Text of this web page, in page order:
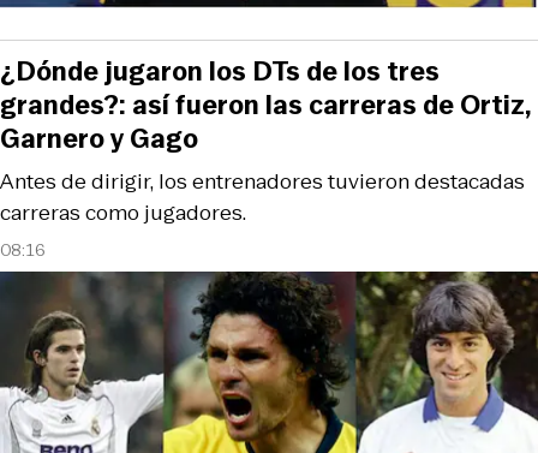
08:16
Antes de dirigir, los entrenadores tuvieron destacadas
carreras como jugadores.
¿Dónde jugaron los DTs de los tres
grandes?: así fueron las carreras de Ortiz,
Garnero y Gago